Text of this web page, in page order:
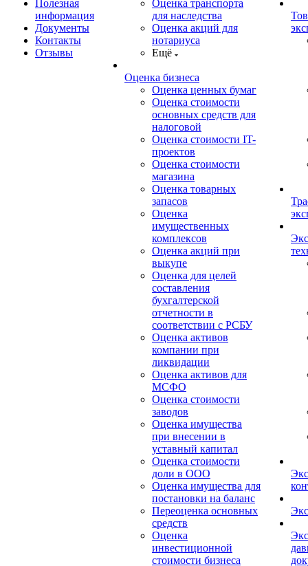
Полезная
информация
Документы
Контакты
Отзывы
Оценка транспорта
для наследства
Оценка акций для
нотариуса
Ещё
Оценка бизнеса
Оценка ценных бумаг
Оценка стоимости
основных средств для
налоговой
Оценка стоимости IT-
проектов
Оценка стоимости
магазина
Оценка товарных
запасов
Оценка
имущественных
комплексов
Оценка акций при
выкупе
Оценка для целей
составления
бухгалтерской
отчетности в
соответствии с РСБУ
Оценка активов
компании при
ликвидации
Оценка активов для
МСФО
Оценка стоимости
заводов
Оценка имущества
при внесении в
уставный капитал
Оценка стоимости
доли в ООО
Оценка имущества для
постановки на баланс
Переоценка основных
средств
Оценка
инвестиционной
стоимости бизнеса